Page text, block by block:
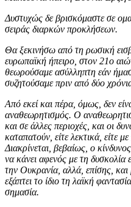
Δυστυχώς δε βρισκόμαστε σε
σειράς διαρκών προκλήσεων.
Θα ξεκινήσω από τη ρωσική
ευρωπαϊκή ήπειρο, στον 21ο
θεωρούσαμε ασύλληπτη εάν
συζητούσαμε πριν από δύο
Από εκεί και πέρα, όμως, δεν
αναθεωρητισμός. Ο
και σε άλλες περιοχές, και οι
καταπατούν, είτε λεκτικά, είτε
Διακρίνεται, βεβαίως, ο
να κάνει αφενός με τη
την Ουκρανία, αλλά, επίσης,
εξάπτει το ίδιο τη λαϊκή
σημασία.